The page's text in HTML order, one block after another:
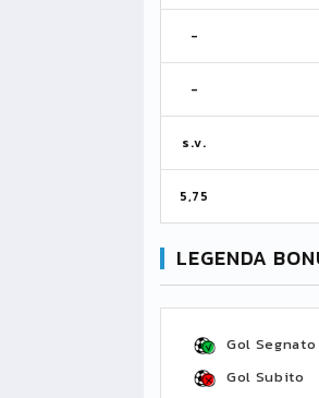
-
-
s.v.
5,75
LEGENDA
Gol Segnato
Gol Subito